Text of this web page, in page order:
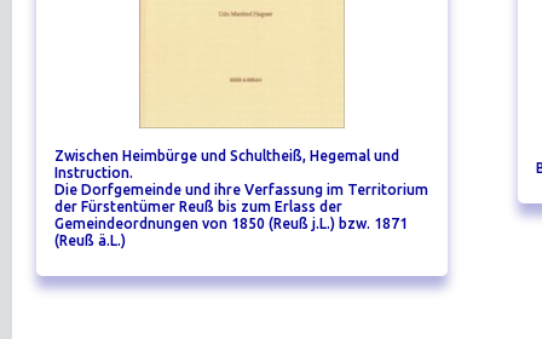
Zwischen Heimbürge und Schultheiß, Hegemal und
Instruction.
Die Dorfgemeinde und ihre Verfassung im Territorium
der Fürstentümer Reuß bis zum Erlass der
Gemeindeordnungen von 1850 (Reuß j.L.) bzw. 1871
(Reuß ä.L.)